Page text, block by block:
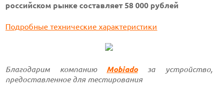
российском рынкесоставляет58 000 рублей
Подробные технические характеристики
Благодарим компанию Mobiadoза устройство,
предоставленное для тестирования